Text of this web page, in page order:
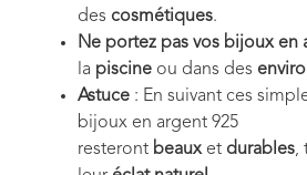
des cosmétiques.
Ne portez pas vos bijoux en
la piscine ou dans des
Astuce : En suivant ces
bijoux en argent 925
resteront beauxet durables,